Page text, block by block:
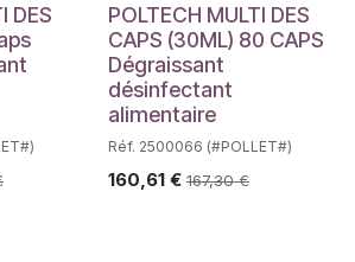
DES
POLTECH MULTI DES
CAPS (30ML) 80 CAPS
Dégraissant
désinfectant
alimentaire
Réf. 2500066 (#POLLET#)
160,61€ 167,30€